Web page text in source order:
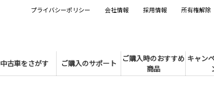
中古車をさがす ご購入のサポート
ご購入時のおすすめ
商品
キャン
プライバシーポリシー 会社情報 採用情報 所有権解除